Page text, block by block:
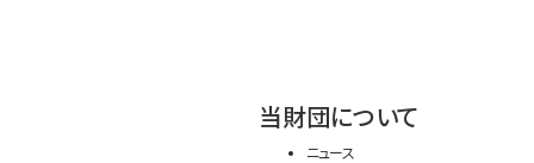
当財団について
ニュース